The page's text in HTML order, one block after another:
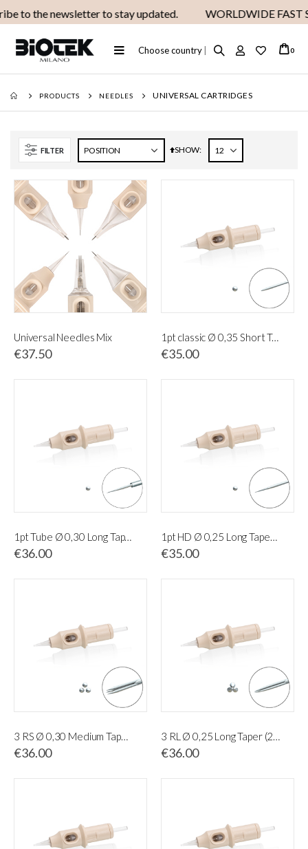
to the newsletter to stay updated. WORLDWIDE FAST
Toggle
Nav
Choose country Cart
0
PRODUCTS NEEDLES UNIVERSAL CARTRIDGES
FILTER Set
SHOW
Universal Needles Mix
€37.50
1pt classic Ø 0,35 Short Taper (20 pcs)
€35.00
1pt Tube Ø 0,30 Long Taper (20 pcs)
€36.00
1pt HD Ø 0,25 Long Taper (20 pcs)
€35.00
3 RS Ø 0,30 Medium Taper (20 pcs)
€36.00
3 RL Ø 0,25 Long Taper (20 pcs)
€36.00